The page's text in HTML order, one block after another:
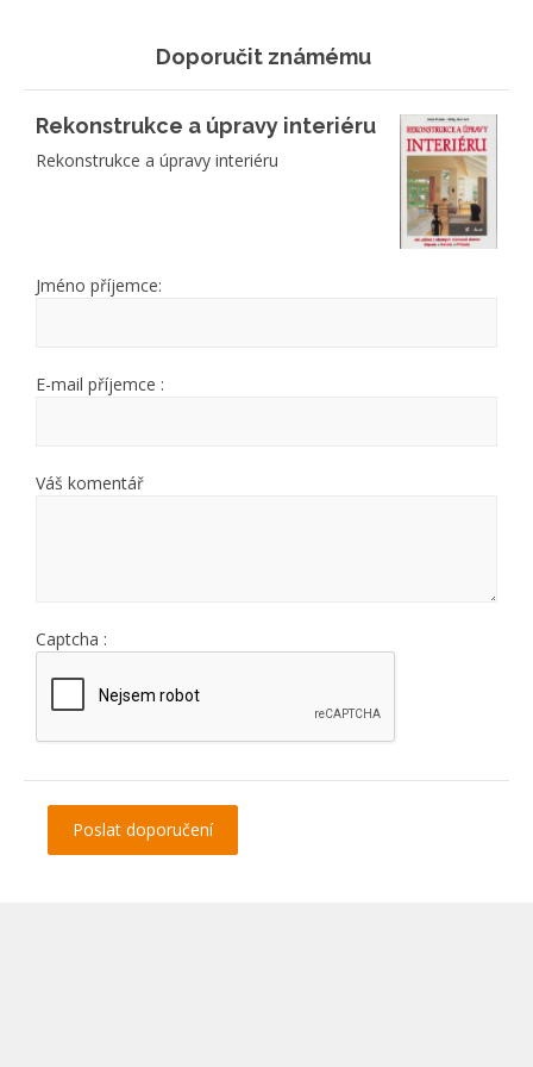
Doporučit známému
Rekonstrukce a úpravy interiéru
Rekonstrukce a úpravy interiéru
Jméno příjemce:
E-mail příjemce :
Váš komentář
Captcha :